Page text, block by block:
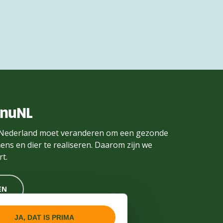
JA, DAT IS PRIMA
moet veranderen om een gezonde
en dier te realiseren. Daarom zijn we